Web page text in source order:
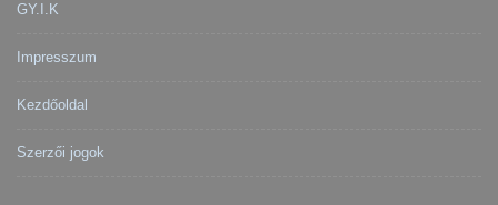
GY.I.K
Impresszum
Kezdőoldal
Szerzői jogok